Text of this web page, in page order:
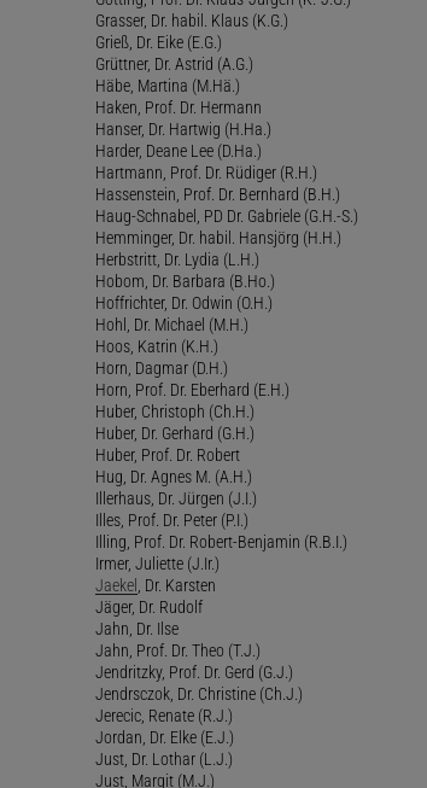
Grasser, Dr. habil. Klaus (K.G.)
Grieß, Dr. Eike (E.G.)
Grüttner, Dr. Astrid (A.G.)
Häbe, Martina (M.Hä.)
Haken, Prof. Dr. Hermann
Hanser, Dr. Hartwig (H.Ha.)
Harder, Deane Lee (D.Ha.)
Hartmann, Prof. Dr. Rüdiger (R.H.)
Hassenstein, Prof. Dr. Bernhard (B.H.)
Haug-Schnabel, PD Dr. Gabriele (G.H.-S.)
Hemminger, Dr. habil. Hansjörg (H.H.)
Herbstritt, Dr. Lydia (L.H.)
Hobom, Dr. Barbara (B.Ho.)
Hoffrichter, Dr. Odwin (O.H.)
Hohl, Dr. Michael (M.H.)
Hoos, Katrin (K.H.)
Horn, Dagmar (D.H.)
Horn, Prof. Dr. Eberhard (E.H.)
Huber, Christoph (Ch.H.)
Huber, Dr. Gerhard (G.H.)
Huber, Prof. Dr. Robert
Hug, Dr. Agnes M. (A.H.)
Illerhaus, Dr. Jürgen (J.I.)
Illes, Prof. Dr. Peter (P.I.)
Illing, Prof. Dr. Robert-Benjamin (R.B.I.)
Irmer, Juliette (J.Ir.)
Jaekel
, Dr. Karsten
Jäger, Dr. Rudolf
Jahn, Dr. Ilse
Jahn, Prof. Dr. Theo (T.J.)
Jendritzky, Prof. Dr. Gerd (G.J.)
Jendrsczok, Dr. Christine (Ch.J.)
Jerecic, Renate (R.J.)
Jordan, Dr. Elke (E.J.)
Just, Dr. Lothar (L.J.)
Just, Margit (M.J.)